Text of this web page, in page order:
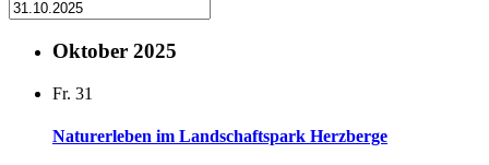
Oktober 2025
Fr. 31
Naturerleben im Landschaftspark Herzberge